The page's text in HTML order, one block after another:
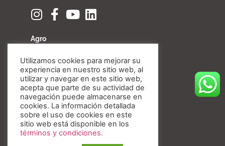
Agro
Fibratore
Utilizamos cookies para mejorar su
experiencia en nuestro sitio web, al
utilizar y navegar en este sitio web,
acepta que parte de su actividad de
navegación puede almacenarse en
cookies. La información detallada
sobre el uso de cookies en este
sitio web está disponible en los
términos y condiciones.